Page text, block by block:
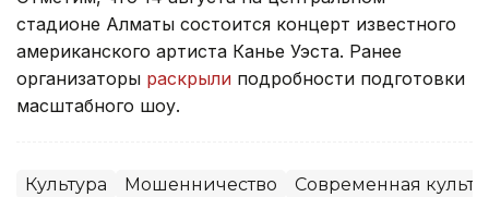
стадионе Алматы состоится концерт известного
американского артиста Канье Уэста. Ранее
организаторы раскрыли подробности подготовки
масштабного шоу.
Культура Мошенничество Современная